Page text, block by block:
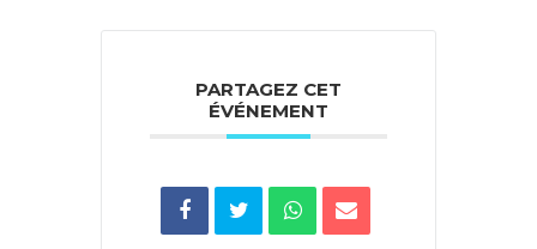
PARTAGEZ CET
ÉVÉNEMENT